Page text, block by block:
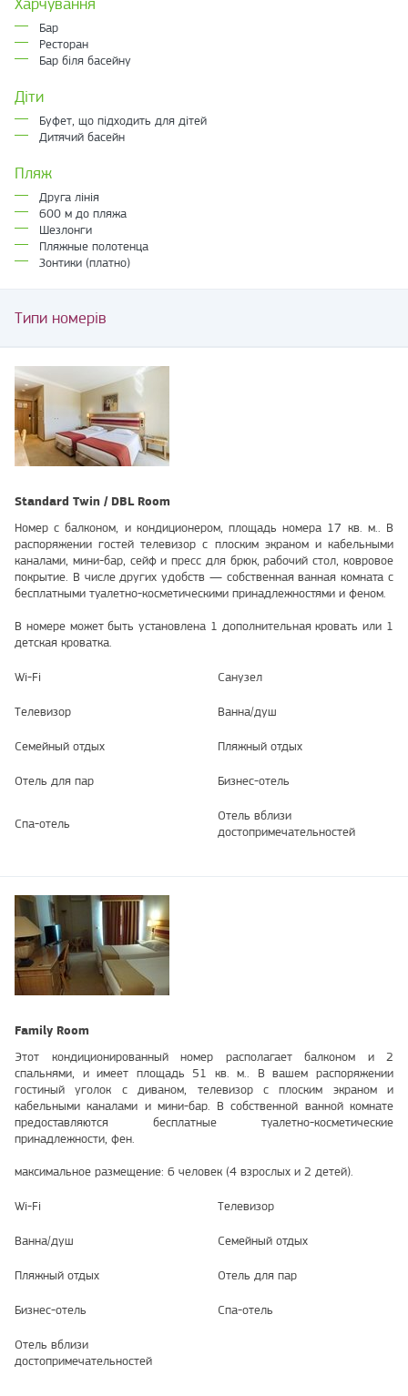
Харчування
Бар
Ресторан
Бар біля басейну
Діти
Буфет, що підходить для дітей
Дитячий басейн
Пляж
Друга лінія
600 м до пляжа
Шезлонги
Пляжные полотенца
Зонтики (платно)
Типи номерів
Standard Twin / DBL Room
Номер с балконом, и кондиционером, площадь номера 17 кв. м.. В
распоряжении гостей телевизор с плоским экраном и кабельными
каналами, мини-бар, сейф и пресс для брюк, рабочий стол, ковровое
покрытие. В числе других удобств — собственная ванная комната с
бесплатными туалетно-косметическими принадлежностями и феном.
В номере может быть установлена 1 дополнительная кровать или 1
детская кроватка.
Wi-Fi Санузел
Телевизор Ванна/душ
Семейный отдых Пляжный отдых
Отель для пар Бизнес-отель
Спа-отель
Отель вблизи
достопримечательностей
Family Room
Этот кондиционированный номер располагает балконом и 2
спальнями, и имеет площадь 51 кв. м.. В вашем распоряжении
гостиный уголок с диваном, телевизор с плоским экраном и
кабельными каналами и мини-бар. В собственной ванной комнате
предоставляются бесплатные туалетно-косметические
принадлежности, фен.
максимальное размещение: 6 человек (4 взрослых и 2 детей).
Wi-Fi Телевизор
Ванна/душ Семейный отдых
Пляжный отдых Отель для пар
Бизнес-отель Спа-отель
Отель вблизи
достопримечательностей